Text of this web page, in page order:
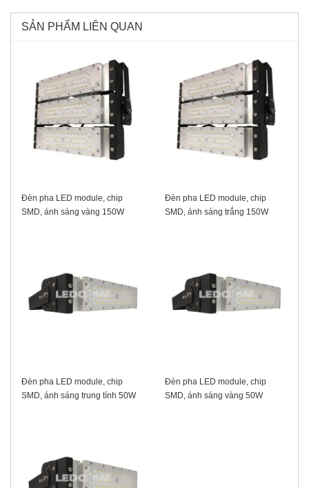
SẢN PHẨM LIÊN QUAN
Đèn pha LED module, chip
SMD, ánh sáng vàng 150W
Đèn pha LED module, chip
SMD, ánh sáng trắng 150W
Đèn pha LED module, chip
SMD, ánh sáng trung tính 50W
Đèn pha LED module, chip
SMD, ánh sáng vàng 50W